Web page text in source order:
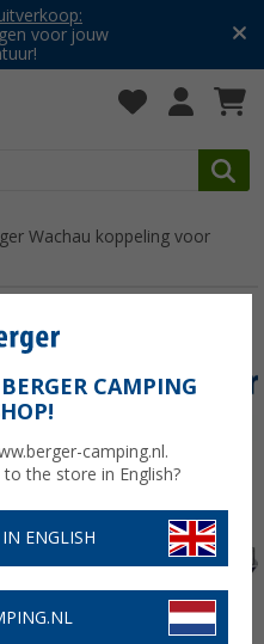
voor jouw
Wachau koppeling voor
voor raamluifel
CAMPING
camping.nl.
the store in English?
ENGLISH